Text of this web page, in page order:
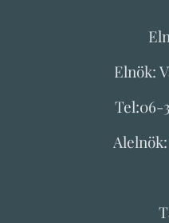
Elnök:
Tel:06-